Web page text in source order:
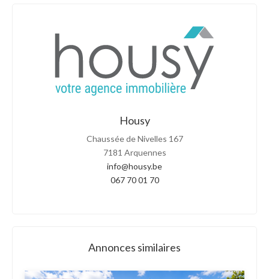
Housy
Chaussée de Nivelles 167
7181 Arquennes
info@housy.be
067 70 01 70
Annonces similaires